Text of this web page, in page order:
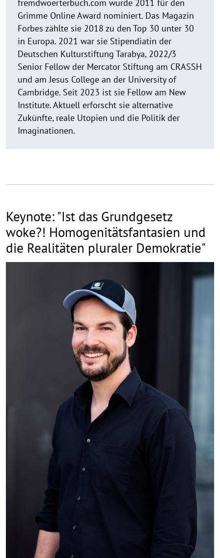
fremdwoerterbuch.com wurde 2011 für den
Grimme Online Award nominiert. Das Magazin
Forbes zählte sie 2018 zu den Top 30 unter 30
in Europa. 2021 war sie Stipendiatin der
Deutschen Kulturstiftung Tarabya, 2022/3
Senior Fellow der Mercator Stiftung am CRASSH
und am Jesus College an der University of
Cambridge. Seit 2023 ist sie Fellow am New
Institute. Aktuell erforscht sie alternative
Zukünfte, reale Utopien und die Politik der
Imaginationen.
Keynote: "Ist das Grundgesetz
woke?! Homogenitätsfantasien und
die Realitäten pluraler Demokratie"